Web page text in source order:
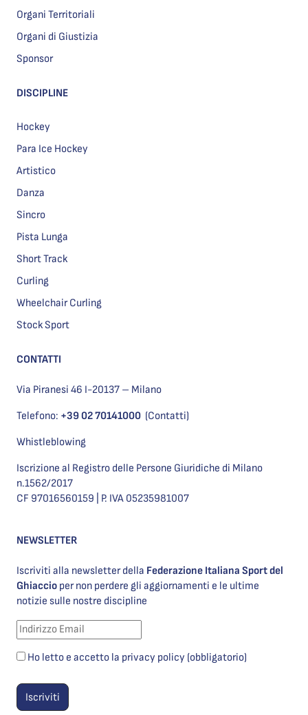
Organi Territoriali
Organi di Giustizia
Sponsor
DISCIPLINE
Hockey
Para Ice Hockey
Artistico
Danza
Sincro
Pista Lunga
Short Track
Curling
Wheelchair Curling
Stock Sport
CONTATTI
Via Piranesi 46 I-20137 – Milano
Telefono: +39 02 70141000 (Contatti)
Whistleblowing
Iscrizione al Registro delle Persone Giuridiche di Milano
n.1562/2017
CF 97016560159 | P. IVA 05235981007
NEWSLETTER
Iscriviti alla newsletter della Federazione Italiana Sport del
Ghiaccio per non perdere gli aggiornamenti e le ultime
notizie sulle nostre discipline
Ho letto e accetto la privacy policy (obbligatorio)